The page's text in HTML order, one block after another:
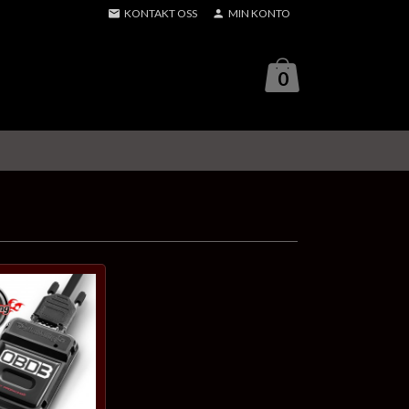
KONTAKT OSS MIN KONTO
0